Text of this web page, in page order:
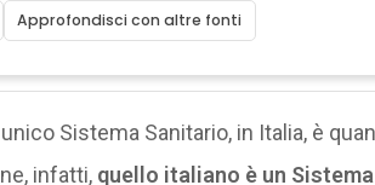
Approfondisci con altre fonti
Sistema Sanitario, in Italia, è
infatti, quello italiano è un